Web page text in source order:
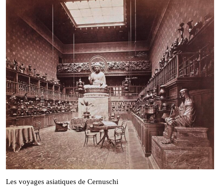
Les voyages asiatiques de Cernuschi